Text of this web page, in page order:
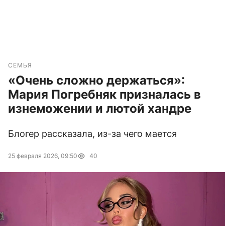
СЕМЬЯ
«Очень сложно держаться»:
Мария Погребняк призналась в
изнеможении и лютой хандре
Блогер рассказала, из-за чего мается
25 февраля 2026, 09:50 40